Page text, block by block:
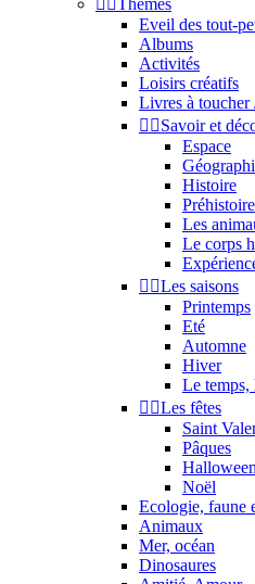
 Thèmes
Eveil des tout-
Albums
Activités
Loisirs créatifs
Livres à toucher
 Savoir et
Espace
Histoire
Préhistoire
Les
Le corps
 Les saisons
Printemps
Eté
Automne
Hiver
Le temps,
 Les fêtes
Saint
Pâques
Halloween
Noël
Ecologie, faune
Animaux
Mer, océan
Dinosaures